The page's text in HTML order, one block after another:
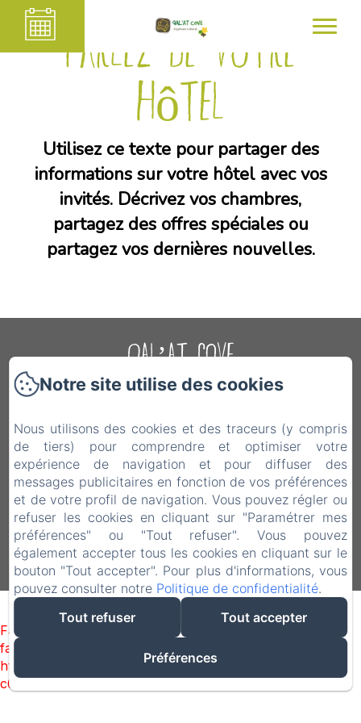
Parlez de votre
hôtel
Utilisez ce texte pour partager des
informations sur votre hôtel avec vos
invités. Décrivez vos chambres,
partagez des offres spéciales ou
partagez vos dernières nouvelles.
QAL’AT COVE
Via John F. Kennedy, 16, 93100 Caltanissetta
qalataparthotel@gmail.com
+39 3936846279
+39 328-6590308 | +39 0934-21734
Créé par Amenitiz
Failed to load BookingEngine/index: Loading chunk 1322
failed. (missing:
https://d1cmur5l0xva3h.cloudfront.net/packs/1322-
c6e932f9d3d27b65-1bf7c4dc6a241241.js)
Notre site utilise des cookies
Nous utilisons des cookies et des traceurs (y compris
de tiers) pour comprendre et optimiser votre
expérience de navigation et pour diffuser des
messages publicitaires en fonction de vos préférences
et de votre profil de navigation. Vous pouvez régler ou
refuser les cookies en cliquant sur "Paramétrer mes
préférences" ou "Tout refuser". Vous pouvez
également accepter tous les cookies en cliquant sur le
bouton "Tout accepter". Pour plus d'informations, vous
pouvez consulter notre Politique de confidentialité.
Tout refuser
Tout accepter
Préférences